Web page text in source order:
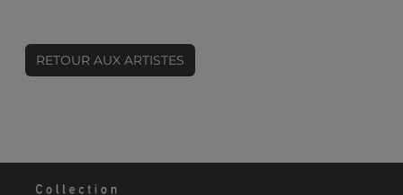
RETOUR AUX ARTISTES